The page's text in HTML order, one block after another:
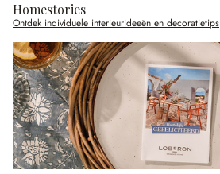
Homestories
Ontdek individuele interieurideeën en decoratietips